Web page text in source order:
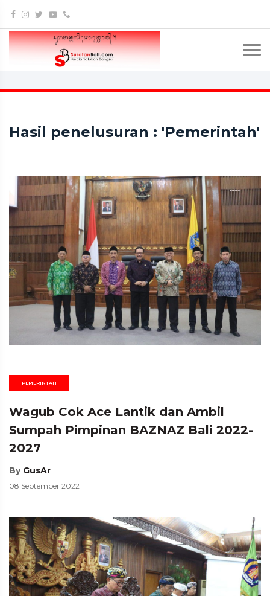
Hasil penelusuran : 'Pemerintah'
PEMERINTAH
Wagub Cok Ace Lantik dan Ambil
Sumpah Pimpinan BAZNAZ Bali 2022-
2027
By GusAr
08 September 2022